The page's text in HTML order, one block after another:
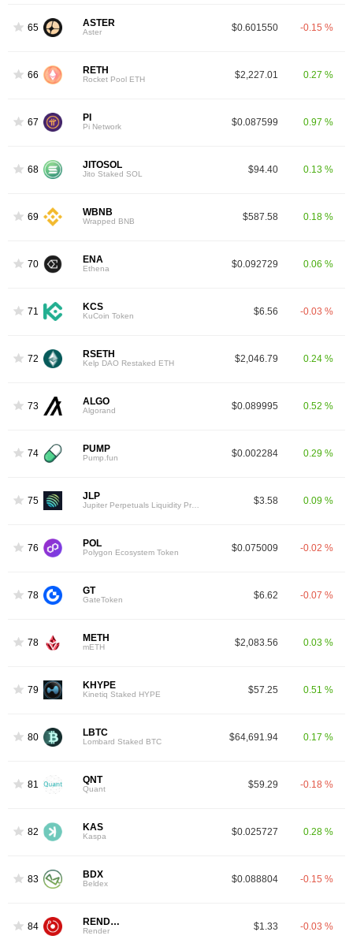
65 ASTER
Aster $0.601550 -0.15 %
66 RETH
Rocket Pool ETH $2,227.01 0.27 %
67 PI
Pi Network $0.087599 0.97 %
68 JITOSOL
Jito Staked SOL $94.40 0.13 %
69 WBNB
Wrapped BNB $587.58 0.18 %
70 ENA
Ethena $0.092729 0.06 %
71 KCS
KuCoin Token $6.56 -0.03 %
72 RSETH
Kelp DAO Restaked ETH $2,046.79 0.24 %
73 ALGO
Algorand $0.089995 0.52 %
74 PUMP
Pump.fun $0.002284 0.29 %
75 JLP $3.58 0.09 %
76 POL
Polygon Ecosystem Token $0.075009 -0.02 %
78 GT
GateToken $6.62 -0.07 %
78 METH
mETH $2,083.56 0.03 %
79 KHYPE
Kinetiq Staked HYPE $57.25 0.51 %
80 LBTC
Lombard Staked BTC $64,691.94 0.17 %
81 QNT
Quant $59.29 -0.18 %
82 KAS
Kaspa $0.025727 0.28 %
83 BDX
Beldex $0.088804 -0.15 %
84 RENDER
Render $1.33 -0.03 %